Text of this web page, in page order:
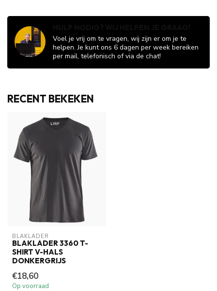
Voel je vrij om te vragen, wij zijn er om je te
helpen. Je kunt ons 6 dagen per week bereiken
per mail, telefonisch of via de chat!
RECENT BEKEKEN
BLAKLADER
BLAKLADER 3360 T-
SHIRT V-HALS
DONKERGRIJS
€18,60
Op voorraad